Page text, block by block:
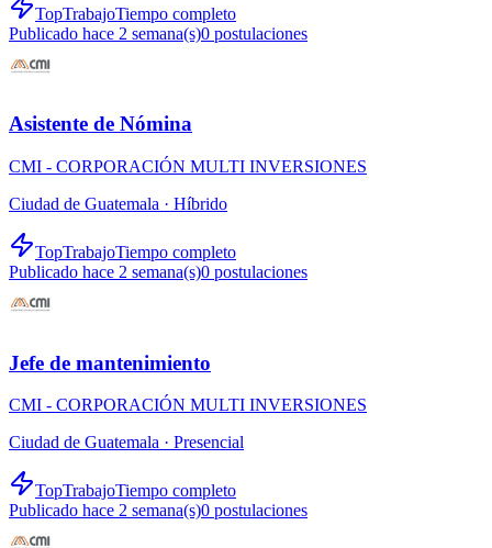
TopTrabajoTiempo completo
Publicado hace 2 semana(s)0 postulaciones
Asistente de Nómina
CMI - CORPORACIÓN MULTI INVERSIONES
Ciudad de Guatemala · Híbrido
TopTrabajoTiempo completo
Publicado hace 2 semana(s)0 postulaciones
Jefe de mantenimiento
CMI - CORPORACIÓN MULTI INVERSIONES
Ciudad de Guatemala · Presencial
TopTrabajoTiempo completo
Publicado hace 2 semana(s)0 postulaciones